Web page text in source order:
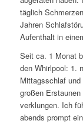
täglich
Jahren
Aufenthalt in
Seit ca. 1 Monat
den Whirlpool: 1.
Mittagsschlaf
großen
verklungen. Ich
abends prompt